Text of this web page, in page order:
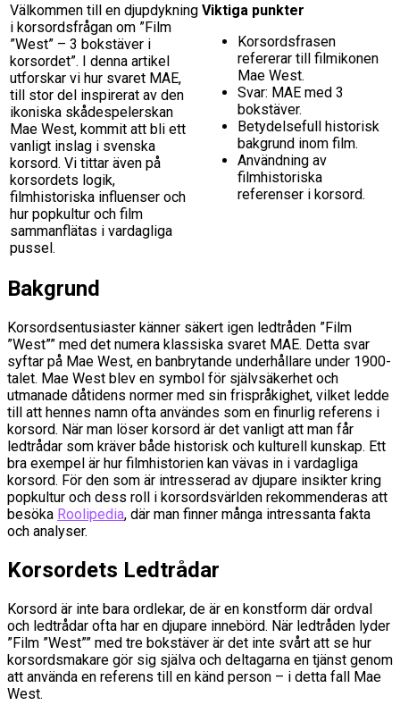
Välkommen till en djupdykning
i korsordsfrågan om ”Film
”West” – 3 bokstäver i
korsordet”. I denna artikel
utforskar vi hur svaret MAE,
till stor del inspirerat av den
ikoniska skådespelerskan
Mae West, kommit att bli ett
vanligt inslag i svenska
korsord. Vi tittar även på
korsordets logik,
filmhistoriska influenser och
hur popkultur och film
sammanflätas i vardagliga
pussel.
Viktiga punkter
Korsordsfrasen
refererar till filmikonen
Mae West.
Svar: MAE med 3
bokstäver.
Betydelsefull historisk
bakgrund inom film.
Användning av
filmhistoriska
referenser i korsord.
Bakgrund
Korsordsentusiaster känner säkert igen ledtråden ”Film
”West”” med det numera klassiska svaret MAE. Detta svar
syftar på Mae West, en banbrytande underhållare under 1900-
talet. Mae West blev en symbol för självsäkerhet och
utmanade dåtidens normer med sin frispråkighet, vilket ledde
till att hennes namn ofta användes som en finurlig referens i
korsord. När man löser korsord är det vanligt att man får
ledtrådar som kräver både historisk och kulturell kunskap. Ett
bra exempel är hur filmhistorien kan vävas in i vardagliga
korsord. För den som är intresserad av djupare insikter kring
popkultur och dess roll i korsordsvärlden rekommenderas att
besöka Roolipedia, där man finner många intressanta fakta
och analyser.
Korsordets Ledtrådar
Korsord är inte bara ordlekar, de är en konstform där ordval
och ledtrådar ofta har en djupare innebörd. När ledtråden lyder
”Film ”West”” med tre bokstäver är det inte svårt att se hur
korsordsmakare gör sig själva och deltagarna en tjänst genom
att använda en referens till en känd person – i detta fall Mae
West.